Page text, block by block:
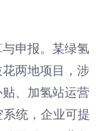
申报。某绿氢
两地项目，涉
、加氢站运营
统，企业可提